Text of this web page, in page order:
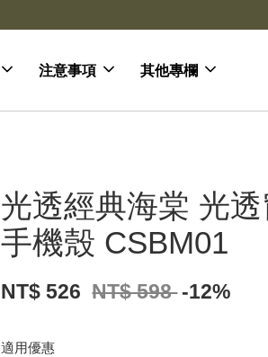
注意事項 其他專欄
光透經典海棠 光
手機殼 CSBM01
NT$ 526 NT$ 598 -12%
適用優惠